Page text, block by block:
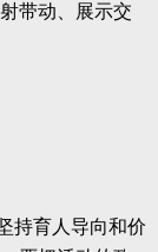
带动、展示交
育人导向和价